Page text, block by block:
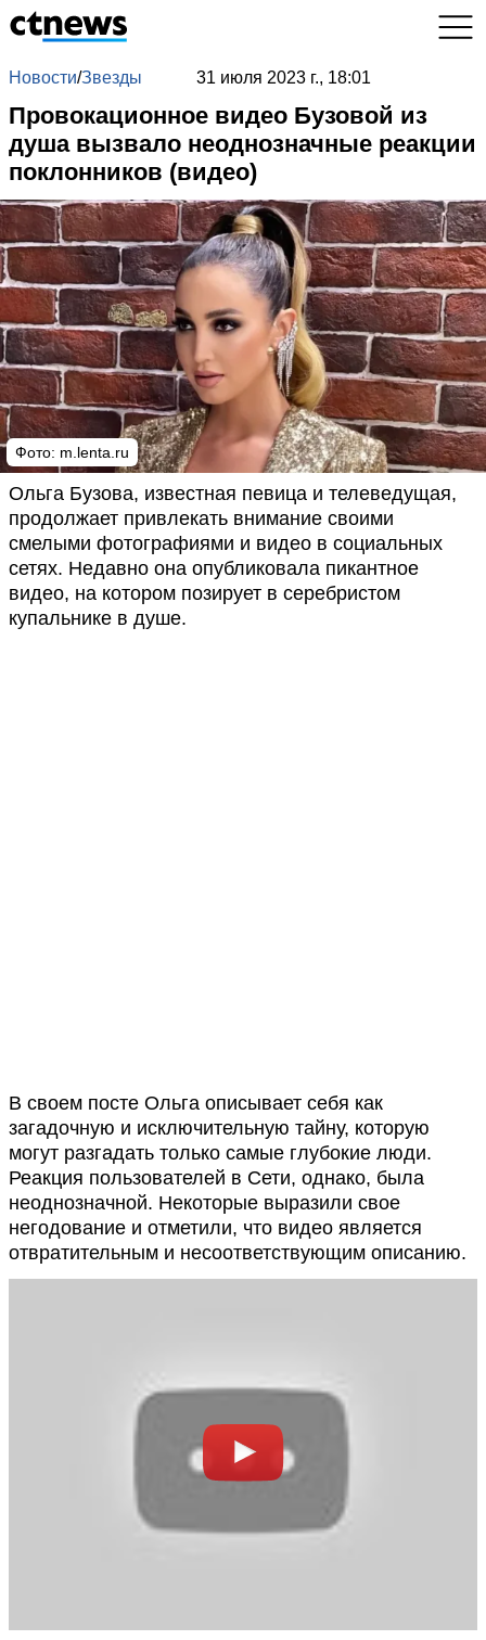
Новости/Звезды 31 июля 2023 г., 18:01
Провокационное видео Бузовой из
душа вызвало неоднозначные реакции
поклонников (видео)
Фото: m.lenta.ru
Ольга Бузова, известная певица и телеведущая,
продолжает привлекать внимание своими
смелыми фотографиями и видео в социальных
сетях. Недавно она опубликовала пикантное
видео, на котором позирует в серебристом
купальнике в душе.
В своем посте Ольга описывает себя как
загадочную и исключительную тайну, которую
могут разгадать только самые глубокие люди.
Реакция пользователей в Сети, однако, была
неоднозначной. Некоторые выразили свое
негодование и отметили, что видео является
отвратительным и несоответствующим описанию.